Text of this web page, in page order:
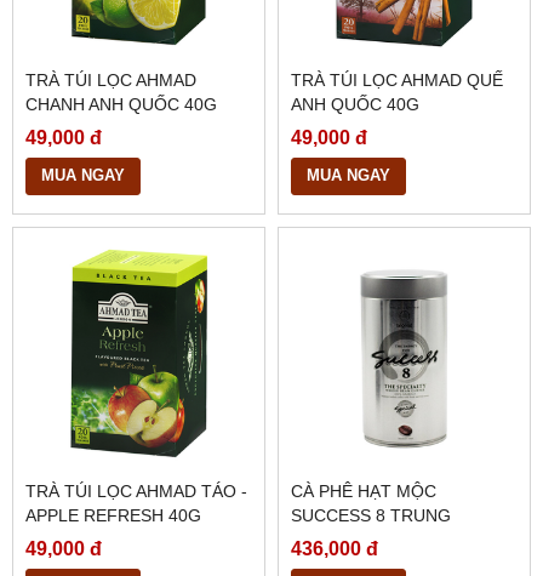
TRÀ TÚI LỌC AHMAD
CHANH ANH QUỐC 40G
49,000 đ
MUA NGAY
TRÀ TÚI LỌC AHMAD QUẾ
ANH QUỐC 40G
49,000 đ
MUA NGAY
TRÀ TÚI LỌC AHMAD TÁO -
APPLE REFRESH 40G
49,000 đ
CÀ PHÊ HẠT MỘC
SUCCESS 8 TRUNG
NGUYÊN LEGEND 340G
436,000 đ